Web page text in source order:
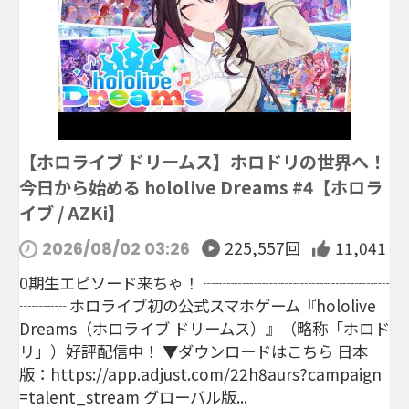
【ホロライブ ドリームス】ホロドリの世界へ！
今日から始める hololive Dreams #4【ホロラ
イブ / AZKi】
2026/08/02 03:26 225,557回
11,041
0期生エピソード来ちゃ！ ┈┈┈┈┈┈┈┈┈┈┈┈
┈┈┈ ホロライブ初の公式スマホゲーム『hololive
Dreams（ホロライブ ドリームス）』（略称「ホロド
リ」）好評配信中！ ▼ダウンロードはこちら 日本
版：https://app.adjust.com/22h8aurs?campaign
=talent_stream グローバル版...